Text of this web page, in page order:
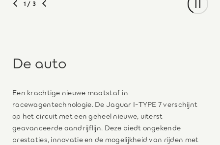
1 / 3
De auto
Een krachtige nieuwe maatstaf in
racewagentechnologie. De Jaguar I-TYPE 7 verschijnt
op het circuit met een geheel nieuwe, uiterst
geavanceerde aandrijflijn. Deze biedt ongekende
prestaties, innovatie en de mogelijkheid van rijden met